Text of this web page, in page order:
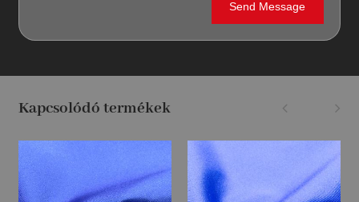
Kapcsolódó termékek